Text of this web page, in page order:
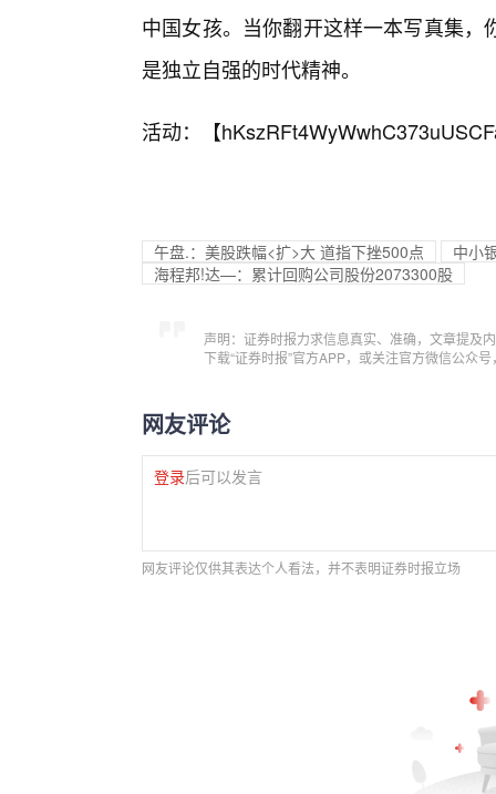
中国女孩。当你翻开这样一本写真集
是独立自强的时代精神。
活动：【
午盘.：美股跌幅<扩>大 道指下挫500点
中小
海程邦!达—：累计回购公司股份2073300股
声明：证券时报力求信息真实、准确，文章提及
下载“证券时报”官方APP，或关注官方微信公众
网友评论
登录后可以发言
网友评论仅供其表达个人看法，并不表明证券时报立场